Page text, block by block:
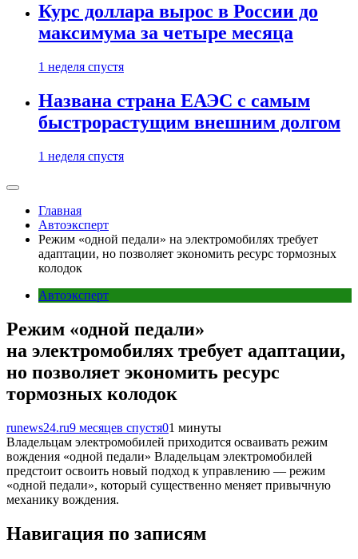
Курс доллара вырос в России до
максимума за четыре месяца
1 неделя спустя
Названа страна ЕАЭС с самым
быстрорастущим внешним долгом
1 неделя спустя
Главная
Автоэксперт
Режим «одной педали» на электромобилях требует
адаптации, но позволяет экономить ресурс тормозных
колодок
Автоэксперт
Режим «одной педали»
на электромобилях требует адаптации,
но позволяет экономить ресурс
тормозных колодок
runews24.ru9 месяцев спустя01 минуты
Владельцам электромобилей приходится осваивать режим
вождения «одной педали» Владельцам электромобилей
предстоит освоить новый подход к управлению — режим
«одной педали», который существенно меняет привычную
механику вождения.
Навигация по записям